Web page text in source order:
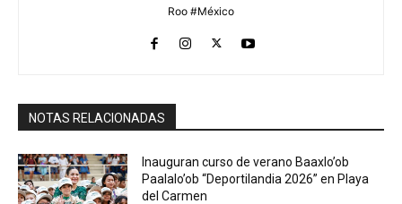
Roo #México
NOTAS RELACIONADAS
Inauguran curso de verano Baaxlo’ob
Paalalo’ob “Deportilandia 2026” en Playa
del Carmen